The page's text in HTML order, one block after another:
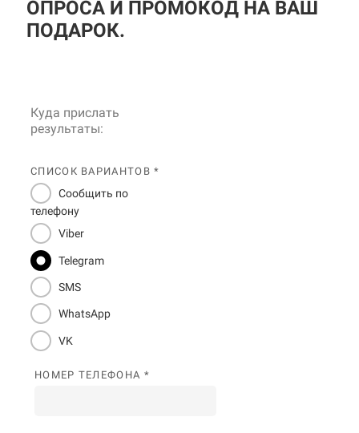
ОПРОСА И ПРОМОКОД НА ВАШ
ПОДАРОК.
Куда прислать
результаты:
СПИСОК ВАРИАНТОВ *
Сообщить по
телефону
Viber
Telegram
SMS
WhatsApp
VK
НОМЕР ТЕЛЕФОНА *